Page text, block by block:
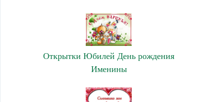
Открытки Юбилей День рождения
Именины